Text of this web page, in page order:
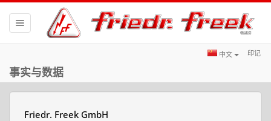
印记
中文
Toggle
navigation
事实与数据
Friedr. Freek GmbH